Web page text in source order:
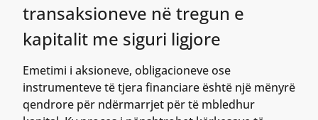
transaksioneve në tregun e
kapitalit me siguri ligjore
Emetimi i aksioneve, obligacioneve ose
instrumenteve të tjera financiare është një mënyrë
qendrore për ndërmarrjet për të mbledhur